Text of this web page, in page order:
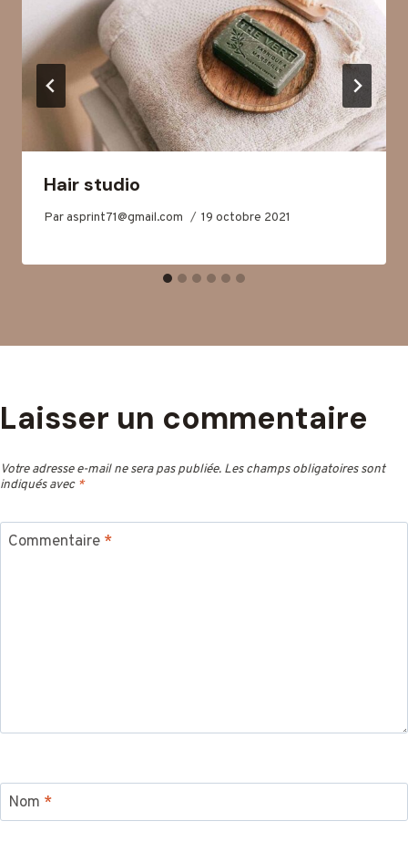
Hair studio
Parasprint71@gmail.com 19 octobre 2021
Laisser un commentaire
Votre adresse e-mail ne sera pas publiée. Les champs obligatoires sont
indiqués avec *
Commentaire *
Nom *